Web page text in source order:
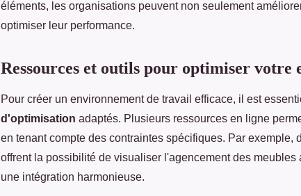
éléments, les organisations peuvent non seulement
optimiser leur performance.
Ressources et outils pour optimiser votre
Pour créer un environnement de travail efficace, il est
d'optimisation adaptés. Plusieurs ressources en ligne
en tenant compte des contraintes spécifiques. Par exemple,
offrent la possibilité de visualiser l'agencement des meubles
une intégration harmonieuse.